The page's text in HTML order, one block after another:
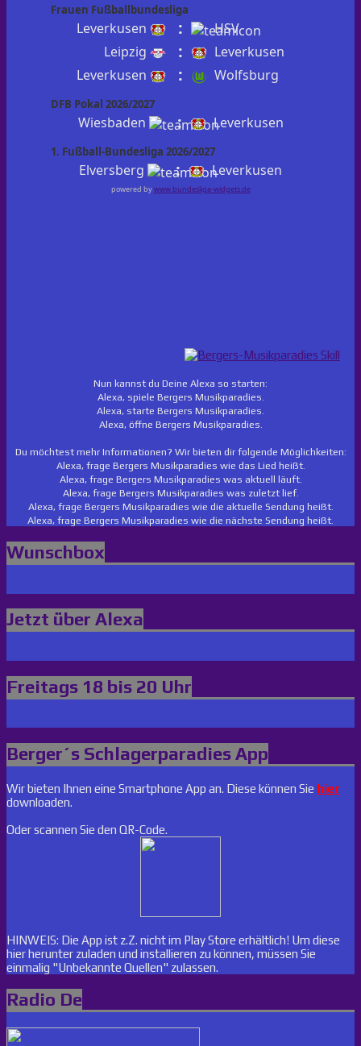
Frauen Fußballbundesliga
Leverkusen :
HSV
Leipzig
:
Leverkusen
Leverkusen
: Wolfsburg
DFB Pokal 2026/2027
Wiesbaden : Leverkusen
1. Fußball-Bundesliga 2026/2027
Elversberg : Leverkusen
powered bywww.bundesliga-widgets.de
Nun kannst du Deine Alexa so starten:
Alexa, spiele Bergers Musikparadies.
Alexa, starte Bergers Musikparadies.
Alexa, öffne Bergers Musikparadies.
Du möchtest mehr Informationen? Wir bieten dir folgende Möglichkeiten:
Alexa, frage Bergers Musikparadies wie das Lied heißt.
Alexa, frage Bergers Musikparadies was aktuell läuft.
Alexa, frage Bergers Musikparadies was zuletzt lief.
Alexa, frage Bergers Musikparadies wie die aktuelle Sendung heißt.
Alexa, frage Bergers Musikparadies wie die nächste Sendung heißt.
Wunschbox
Jetzt über Alexa
Freitags 18 bis 20 Uhr
Berger´s Schlagerparadies App
Wir bieten Ihnen eine Smartphone App an. Diese können Sie hier
downloaden.
Oder scannen Sie den QR-Code.
HINWEIS: Die App ist z.Z. nicht im Play Store erhältlich! Um diese
hier herunter zuladen und installieren zu können, müssen Sie
einmalig "Unbekannte Quellen" zulassen.
Radio De